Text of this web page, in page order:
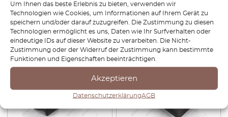
Um Ihnen das beste Erlebnis zu bieten, verwenden wir
Technologien wie Cookies, um Informationen auf Ihrem Gerät zu
speichern und/oder darauf zuzugreifen. Die Zustimmung zu diesen
Technologien ermöglicht es uns, Daten wie Ihr Surfverhalten oder
eindeutige IDs auf dieser Website zu verarbeiten. Die Nicht-
Zustimmung oder der Widerruf der Zustimmung kann bestimmte
Funktionen und Eigenschaften beeinträchtigen.
Akzeptieren
DatenschutzerklärungAGB
Produkt anzeigen
€
Produkt anzeigen
-30%